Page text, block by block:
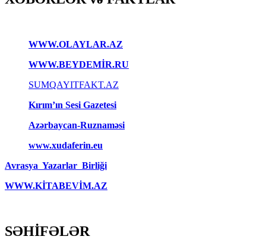
WWW.OLAYLAR.AZ
WWW.BEYDEMİR.RU
SUMQAYITFAKT.AZ
Kırım’ın Sesi Gazetesi
Azərbaycan-Ruznaməsi
www.xudaferin.eu
Avrasya Yazarlar Birliği
WWW.KİTABEVİM.AZ
SƏHİFƏLƏR